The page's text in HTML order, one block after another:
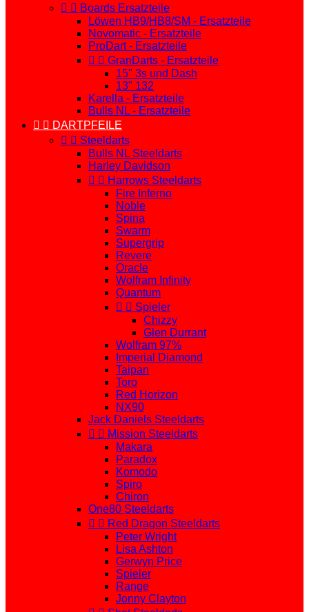
  Boards Ersatzteile
Löwen HB9/HB8/SM - Ersatzteile
Novomatic - Ersatzteile
ProDart - Ersatzteile
  GranDarts - Ersatzteile
15" 3s und Dash
13" 132
Karella - Ersatzteile
Bulls NL - Ersatzteile
  DARTPFEILE
  Steeldarts
Bulls NL Steeldarts
Harley Davidson
  Harrows Steeldarts
Fire Inferno
Noble
Spina
Swarm
Supergrip
Revere
Oracle
Wolfram Infinity
Quantum
  Spieler
Chizzy
Glen Durrant
Wolfram 97%
Imperial Diamond
Taipan
Toro
Red Horizon
NX90
Jack Daniels Steeldarts
  Mission Steeldarts
Makara
Paradox
Komodo
Spiro
Chiron
One80 Steeldarts
  Red Dragon Steeldarts
Peter Wright
Lisa Ashton
Gerwyn Price
Spieler
Range
Jonny Clayton